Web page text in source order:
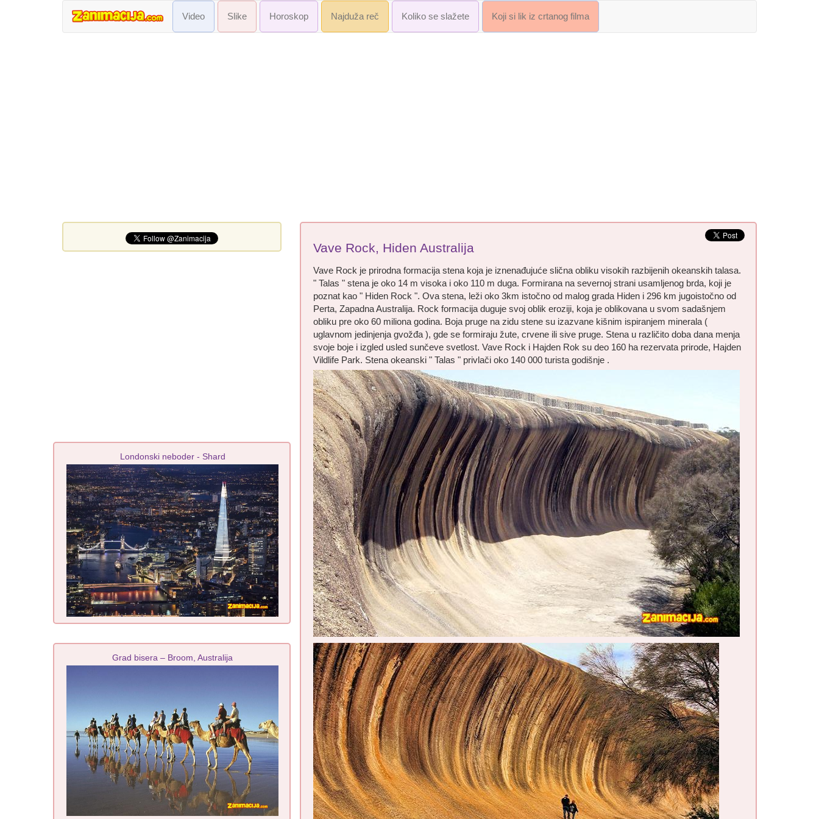
Video Slike Horoskop Najduža reč Koliko se slažete Koji si lik iz crtanog filma
Vave Rock, Hiden Australija
Vave Rock je prirodna formacija stena koja je iznenađujuće slična obliku visokih razbijenih okeanskih talasa.
" Talas " stena je oko 14 m visoka i oko 110 m duga. Formirana na severnoj strani usamljenog brda, koji je
poznat kao " Hiden Rock ". Ova stena, leži oko 3km istočno od malog grada Hiden i 296 km jugoistočno od
Perta, Zapadna Australija. Rock formacija duguje svoj oblik eroziji, koja je oblikovana u svom sadašnjem
obliku pre oko 60 miliona godina. Boja pruge na zidu stene su izazvane kišnim ispiranjem minerala (
uglavnom jedinjenja gvožđa ), gde se formiraju žute, crvene ili sive pruge. Stena u različito doba dana menja
svoje boje i izgled usled sunčeve svetlost. Vave Rock i Hajden Rok su deo 160 ha rezervata prirode, Hajden
Vildlife Park. Stena okeanski " Talas " privlači oko 140 000 turista godišnje .
Londonski neboder - Shard
Grad bisera – Broom, Australija